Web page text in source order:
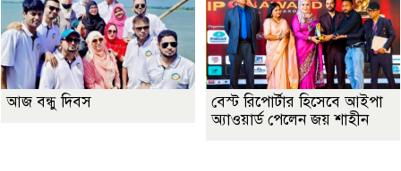
আজ বন্ধু দিবস
বেস্ট রিপোর্টার হিসেবে আইপা
অ্যাওয়ার্ড পেলেন জয় শাহীন